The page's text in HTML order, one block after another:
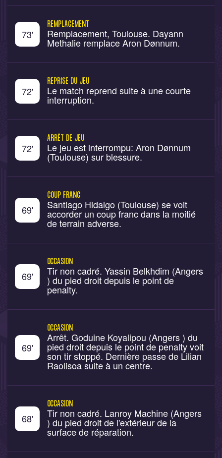
73'
REMPLACEMENT
Remplacement, Toulouse. Dayann
Methalie remplace Aron Dønnum.
72'
REPRISE DU JEU
Le match reprend suite à une courte
interruption.
72'
ARRÊT DE JEU
Le jeu est interrompu: Aron Dønnum
(Toulouse) sur blessure.
69'
COUP FRANC
Santiago Hidalgo (Toulouse) se voit
accorder un coup franc dans la moitié
de terrain adverse.
69'
OCCASION
Tir non cadré. Yassin Belkhdim (Angers
) du pied droit depuis le point de
penalty.
69'
OCCASION
Arrêt. Goduine Koyalipou (Angers ) du
pied droit depuis le point de penalty voit
son tir stoppé. Dernière passe de Lilian
Raolisoa suite à un centre.
68'
OCCASION
Tir non cadré. Lanroy Machine (Angers
) du pied droit de l'extérieur de la
surface de réparation.